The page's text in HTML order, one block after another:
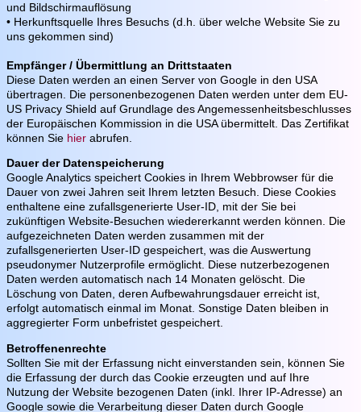
und Bildschirmauflösung
• Herkunftsquelle Ihres Besuchs (d.h. über welche Website Sie zu
uns gekommen sind)
Empfänger / Übermittlung an Drittstaaten
Diese Daten werden an einen Server von Google in den USA
übertragen. Die personenbezogenen Daten werden unter dem EU-
US Privacy Shield auf Grundlage des Angemessenheitsbeschlusses
der Europäischen Kommission in die USA übermittelt. Das Zertifikat
können Sie hier abrufen.
Dauer der Datenspeicherung
Google Analytics speichert Cookies in Ihrem Webbrowser für die
Dauer von zwei Jahren seit Ihrem letzten Besuch. Diese Cookies
enthaltene eine zufallsgenerierte User-ID, mit der Sie bei
zukünftigen Website-Besuchen wiedererkannt werden können. Die
aufgezeichneten Daten werden zusammen mit der
zufallsgenerierten User-ID gespeichert, was die Auswertung
pseudonymer Nutzerprofile ermöglicht. Diese nutzerbezogenen
Daten werden automatisch nach 14 Monaten gelöscht. Die
Löschung von Daten, deren Aufbewahrungsdauer erreicht ist,
erfolgt automatisch einmal im Monat. Sonstige Daten bleiben in
aggregierter Form unbefristet gespeichert.
Betroffenenrechte
Sollten Sie mit der Erfassung nicht einverstanden sein, können Sie
die Erfassung der durch das Cookie erzeugten und auf Ihre
Nutzung der Website bezogenen Daten (inkl. Ihrer IP-Adresse) an
Google sowie die Verarbeitung dieser Daten durch Google